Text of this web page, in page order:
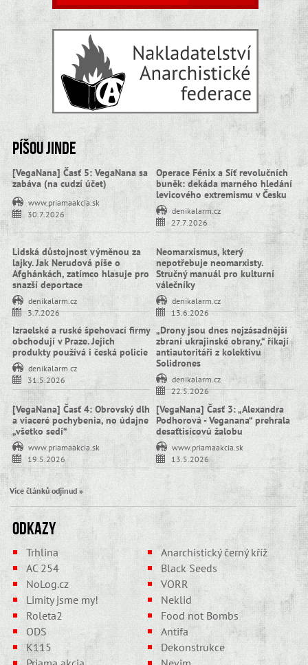
Píšou jinde
[VegaNana] Časť 5: VegaNana sa
zabáva (na cudzí účet)
www.priamaakcia.sk
30.7.2026
Operace Fénix a Síť revolučních
buněk: dekáda marného hledání
levicového extremismu v Česku
denikalarm.cz
27.7.2026
Lidská důstojnost výměnou za
lajky. Jak Nerudová píše o
Afghánkách, zatímco hlasuje pro
snazší deportace
denikalarm.cz
3.7.2026
Neomarxismus, který
nepotřebuje neomarxisty.
Stručný manuál pro kulturní
válečníky
denikalarm.cz
13.6.2026
Izraelské a ruské špehovací firmy
obchodují v Praze. Jejich
produkty používá i česká policie
denikalarm.cz
31.5.2026
„Drony jsou dnes nejzásadnější
zbraní ukrajinské obrany,“ říkají
antiautoritáři z kolektivu
Solidrones
denikalarm.cz
22.5.2026
[VegaNana] Časť 4: Obrovský dlh
a viaceré pochybenia, no údajne
„všetko sedí“
www.priamaakcia.sk
19.5.2026
[VegaNana] Časť 3: „Alexandra
Podhorová - Veganana“ prehrala
desaťtisícovú žalobu
www.priamaakcia.sk
13.5.2026
Více článků odjinud »
Odkazy
Trhlina
Anarchistický černý kříž
AC 254
Black Seeds
NoLog.cz
VORR
Limity jsme my!
Neklid
Roleta2
Food not Bombs
ODS
Antifa
K115
Dekonstrukce